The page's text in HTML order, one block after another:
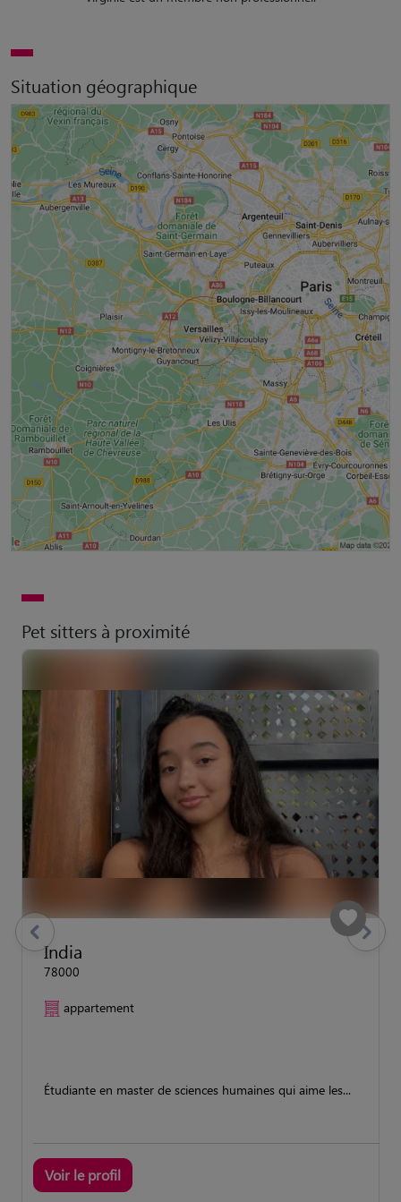
Situation géographique
Pet sitters à proximité
India
78000
appartement
Étudiante en master de sciences humaines qui aime les...
Voir le profil
previous Suivant